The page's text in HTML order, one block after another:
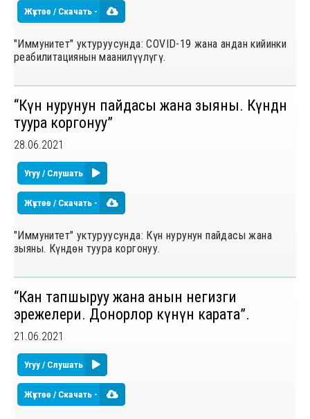
Жүктөө / Скачать -
"Иммунитет" уктуруусунда: COVID-19 жана андан кийинки
реабилитациянын маанилүүлүгү.
“Күн нурунун пайдасы жана зыяны. Күндѳн
туура коргонуу”
28.06.2021
Угуу / Слушать
Жүктөө / Скачать -
"Иммунитет" уктуруусунда: Күн нурунун пайдасы жана
зыяны. Күндѳн туура коргонуу.
“Кан тапшыруу жана анын негизги
эрежелери. Донорлор күнүнѳ карата”.
21.06.2021
Угуу / Слушать
Жүктөө / Скачать -